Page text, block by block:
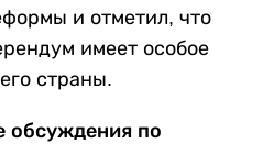
и отметил, что
имеет особое
страны.
обсуждения по